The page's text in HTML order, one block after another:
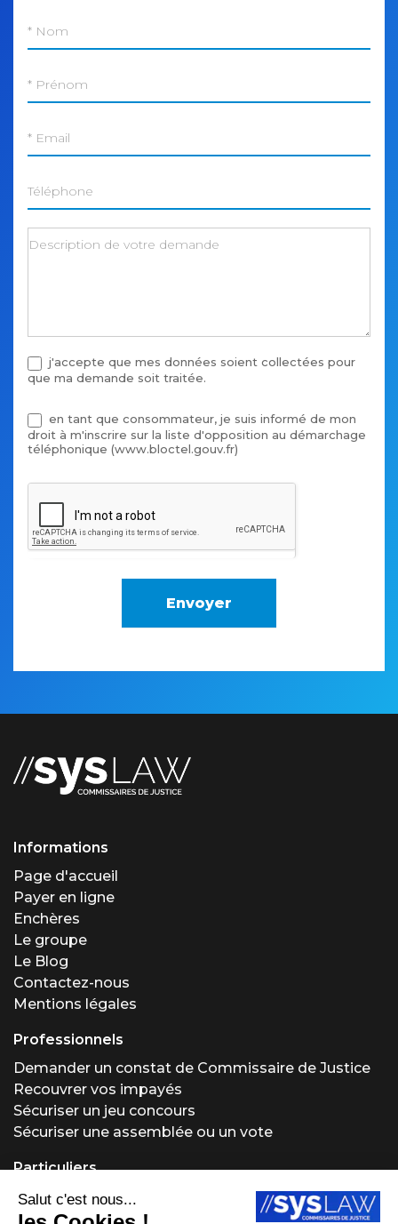
j'accepte que mes données soient collectées pour
que ma demande soit traitée.
en tant que consommateur, je suis informé de mon
droit à m'inscrire sur la liste d'opposition au démarchage
téléphonique (www.bloctel.gouv.fr)
Envoyer
Informations
Page d'accueil
Payer en ligne
Enchères
Le groupe
Le Blog
Contactez-nous
Mentions légales
Professionnels
Demander un constat de Commissaire de Justice
Recouvrer vos impayés
Sécuriser un jeu concours
Sécuriser une assemblée ou un vote
Particuliers
Demander un constat de Commissaire de Justice
Régler un problème locatif